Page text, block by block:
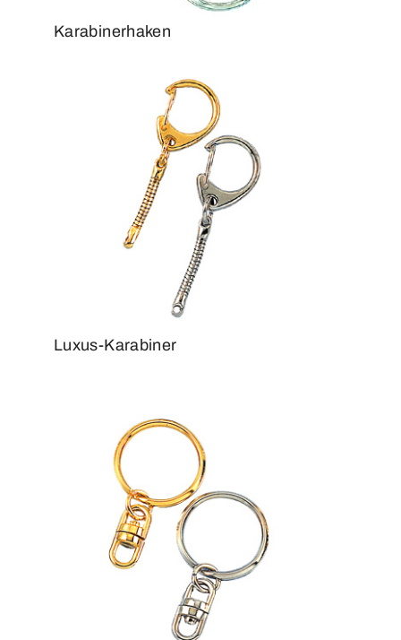
Karabinerhaken
Luxus-Karabiner